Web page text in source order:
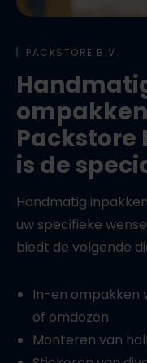
PACKSTORE B.V.
Packstore
is de
Handmatig
uw specifieke
biedt de volgende
In-en ompakken
of omdozen
Monteren van